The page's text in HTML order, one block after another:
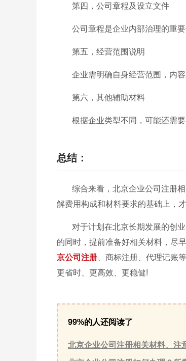
第四，公司章程及设立文件
公司章程是企业内部治理的重
第五，经营范围说明
企业需明确自身经营范围，内
第六，其他辅助材料
根据企业类型不同，可能还需
总结：
综合来看，北京企业公司注册
解费用构成和材料要求的基础上，
对于计划在北京长期发展的创
的同时，提前准备好相关材料，尽
京公司注册 、商标注册、代理记账
更省时、更高效、更稳健!
99%的人还阅读了
北京企业公司注册相关材料、注